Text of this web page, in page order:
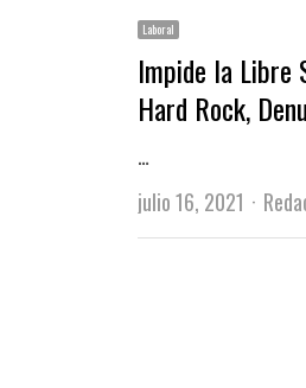
Laboral
Impide la Libre
Hard Rock,
…
julio 16, 2021